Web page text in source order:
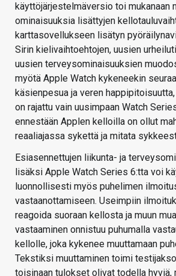
käyttöjärjestelmäversio toi mukanaan
ominaisuuksia lisättyjen
karttasovellukseen lisätyn
Sirin kielivaihtoehtojen, uusien
uusien terveysominaisuuksien
myötä Apple Watch kykeneekin
käsienpesua ja veren
on rajattu vain uusimpaan Watch
ennestään Applen kelloilla on ollut
reaaliajassa sykettä ja mitata
Esiasennettujen liikunta- ja
lisäksi Apple Watch Series 6:tta voi
luonnollisesti myös puhelimen
vastaanottamiseen. Useimpiin
reagoida suoraan kellosta ja muun
vastaaminen onnistuu puhumalla
kellolle, joka kykenee muuttamaan
Tekstiksi muuttaminen toimi
toisinaan tulokset olivat todella hyviä,